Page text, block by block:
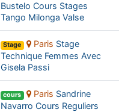
Bustelo Cours Stages
Tango Milonga Valse
Stage Paris Stage
Technique Femmes Avec
Gisela Passi
cours Paris Sandrine
Navarro Cours Reguliers